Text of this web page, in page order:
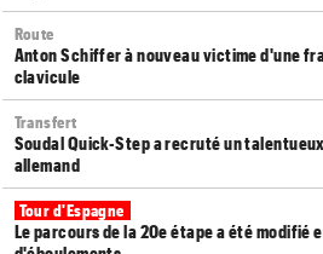
Route
Anton Schiffer à nouveau victime d'une
clavicule
Transfert
Soudal Quick-Step a recruté un
allemand
Tour d'Espagne
Le parcours de la 20e étape a été modifié